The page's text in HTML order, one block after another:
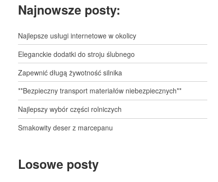
Najnowsze posty:
Najlepsze usługi internetowe w okolicy
Eleganckie dodatki do stroju ślubnego
Zapewnić długą żywotność silnika
**Bezpieczny transport materiałów niebezpiecznych**
Najlepszy wybór części rolniczych
Smakowity deser z marcepanu
Losowe posty